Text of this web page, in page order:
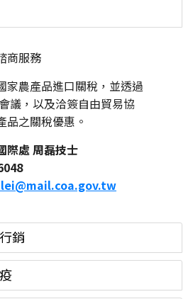
商服務
家農產品進口關稅，並透過
議，以及洽簽自由貿易協
品之關稅優惠。
際處 周磊技士
銷